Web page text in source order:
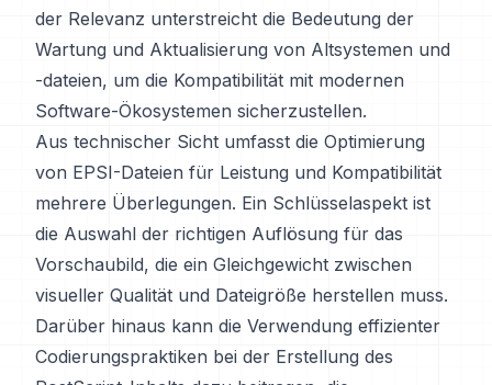
der Relevanz unterstreicht die Bedeutung der
Wartung und Aktualisierung von Altsystemen und
-dateien, um die Kompatibilität mit modernen
Software-Ökosystemen sicherzustellen.
Aus technischer Sicht umfasst die Optimierung
von EPSI-Dateien für Leistung und Kompatibilität
mehrere Überlegungen. Ein Schlüsselaspekt ist
die Auswahl der richtigen Auflösung für das
Vorschaubild, die ein Gleichgewicht zwischen
visueller Qualität und Dateigröße herstellen muss.
Darüber hinaus kann die Verwendung effizienter
Codierungspraktiken bei der Erstellung des